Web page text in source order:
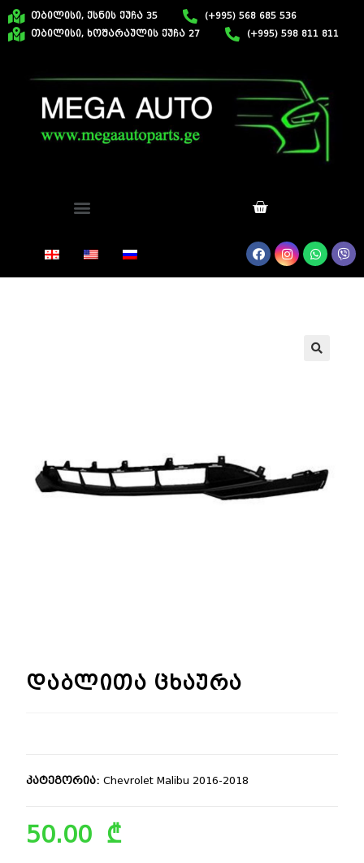
თბილისი, ქსნის ქუჩა 35
(+995) 568 685 536
თბილისი, ხოშარაულის ქუჩა 27
(+995) 598 811 811
დაბლითა ცხაურა
კატეგორია:Chevrolet Malibu 2016-2018
50.00 ₾